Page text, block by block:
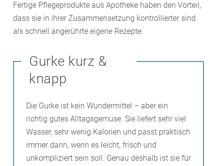
Fertige Pflegeprodukte aus Apotheke haben den Vorteil,
dass sie in ihrer Zusammensetzung kontrollierter sind
als schnell angerührte eigene Rezepte.
Gurke kurz &
knapp
Die Gurke ist kein Wundermittel – aber ein
richtig gutes Alltagsgemüse. Sie liefert sehr viel
Wasser, sehr wenig Kalorien und passt praktisch
immer dann, wenn es leicht, frisch und
unkompliziert sein soll. Genau deshalb ist sie für